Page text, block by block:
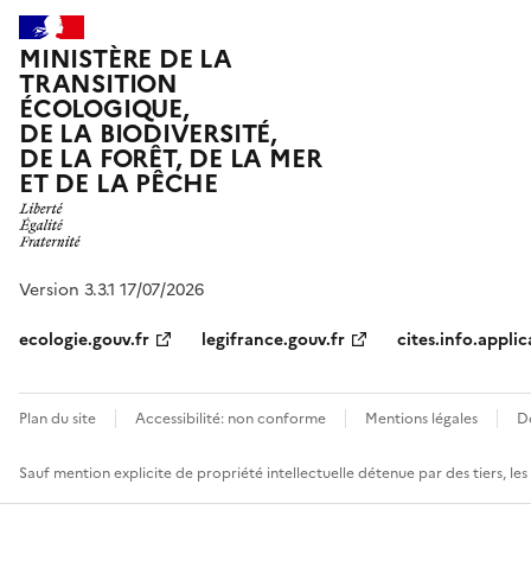
MINISTÈRE DE LA
TRANSITION
ÉCOLOGIQUE,
DE LA BIODIVERSITÉ,
DE LA FORÊT, DE LA MER
ET DE LA PÊCHE
Version 3.3.1 17/07/2026
ecologie.gouv.fr
legifrance.gouv.fr
Plan du site Accessibilité: non conforme Mentions légales
Sauf mention explicite de propriété intellectuelle détenue par des tiers,